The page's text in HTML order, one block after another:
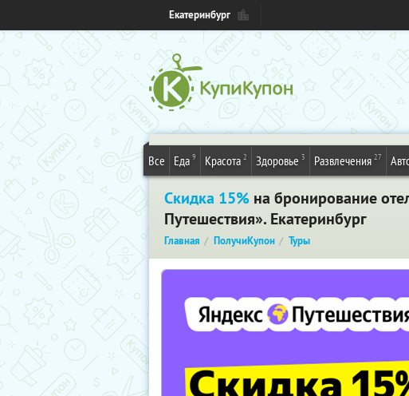
Екатеринбург
Все Еда 9 Красота 2 Здоровье 3 Развлечения 27
Скидка 15% на бронирование
Путешествия». Екатеринбург
Главная ПолучиКупон Туры